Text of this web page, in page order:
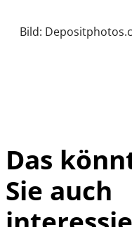
Bild:
Das
Sie auch